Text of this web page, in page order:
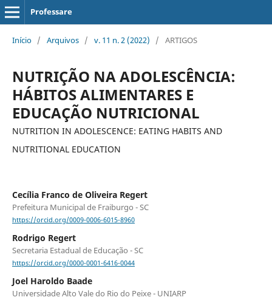
Professare
Início / Arquivos / v. 11 n. 2 (2022) / ARTIGOS
NUTRIÇÃO NA ADOLESCÊNCIA:
HÁBITOS ALIMENTARES E
EDUCAÇÃO NUTRICIONAL
NUTRITION IN ADOLESCENCE: EATING HABITS AND
NUTRITIONAL EDUCATION
Cecília Franco de Oliveira Regert
Prefeitura Municipal de Fraiburgo - SC
https://orcid.org/0009-0006-6015-8960
Rodrigo Regert
Secretaria Estadual de Educação - SC
https://orcid.org/0000-0001-6416-0044
Joel Haroldo Baade
Universidade Alto Vale do Rio do Peixe - UNIARP